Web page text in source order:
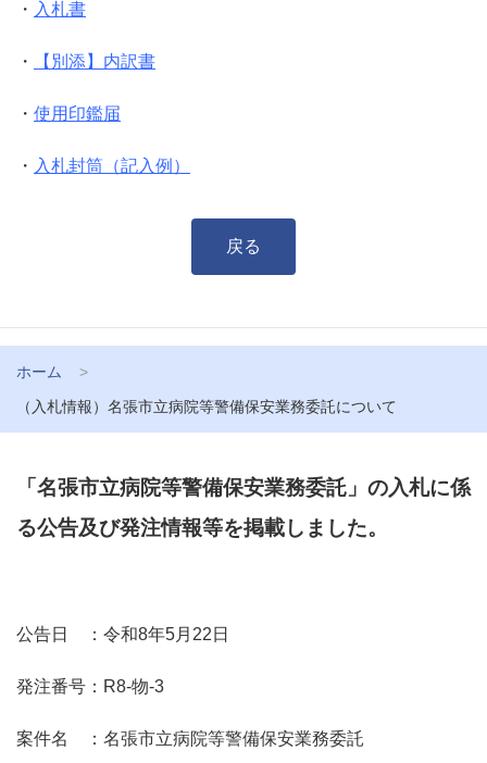
・ 入札書
・ 【別添】内訳書
・ 使用印鑑届
・ 入札封筒（記入例）
戻る
ホーム
（入札情報）名張市立病院等警備保安業務委託について
「名張市立病院等警備保安業務委託」の入札に係
る公告及び発注情報等を掲載しました。
公告日 ：令和8年5月22日
発注番号：R8-物-3
案件名 ：名張市立病院等警備保安業務委託